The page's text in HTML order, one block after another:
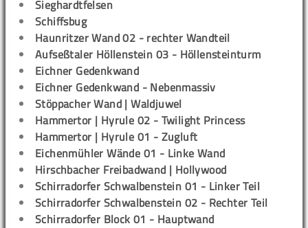
Sieghardtfelsen
Schiffsbug
Haunritzer Wand 02 - rechter Wandteil
Aufseßtaler Höllenstein 03 - Höllensteinturm
Eichner Gedenkwand
Eichner Gedenkwand - Nebenmassiv
Stöppacher Wand | Waldjuwel
Hammertor | Hyrule 02 - Twilight Princess
Hammertor | Hyrule 01 - Zugluft
Eichenmühler Wände 01 - Linke Wand
Hirschbacher Freibadwand | Hollywood
Schirradorfer Schwalbenstein 01 - Linker Teil
Schirradorfer Schwalbenstein 02 - Rechter Teil
Schirradorfer Block 01 - Hauptwand